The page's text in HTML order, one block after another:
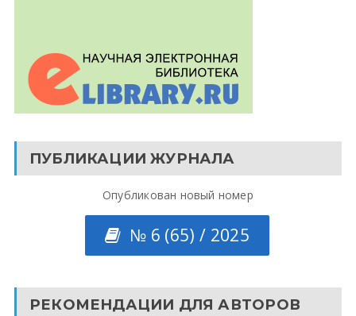
ПУБЛИКАЦИИ ЖУРНАЛА
Опубликован новый номер
№ 6 (65) / 2025
РЕКОМЕНДАЦИИ ДЛЯ АВТОРОВ